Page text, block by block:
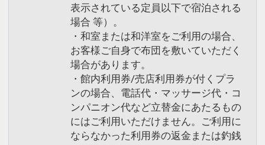
表示されている定員以下で宿泊される
場合 等）。
・和室または和洋室をご利用の場合、
お客様ご自身で布団を敷いていただく
場合があります。
・館内利用券/売店利用券が付くプラ
ンの場合、電話代・マッサージ代・コ
ンパニオン代など立替金にあたるもの
にはご利用いただけません。ご利用に
ならなかった利用券の返金または釣銭